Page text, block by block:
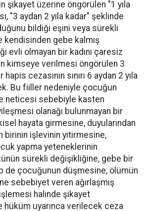
şikayet üzerine öngörülen "1 yıla
"3 aydan 2 yıla kadar" şeklinde
bildiği eşini veya sürekli
kendisinden gebe kalmış
evli olmayan bir kadını çaresiz
kimseye verilmesi öngörülen 3
cezasının sınırı 6 aydan 2 yıla
Bu fiiller nedeniyle çocuğun
neticesi sebebiyle kasten
olanağı bulunmayan bir
hayata girmesine, duyularından
birinin işlevinin yitirmesine,
yapma yeteneklerinin
sürekli değişikliğine, gebe bir
de çocuğunun düşmesine, ölümün
sebebiyet veren ağırlaşmış
halinde şikayet
hüküm uyarınca verilecek ceza